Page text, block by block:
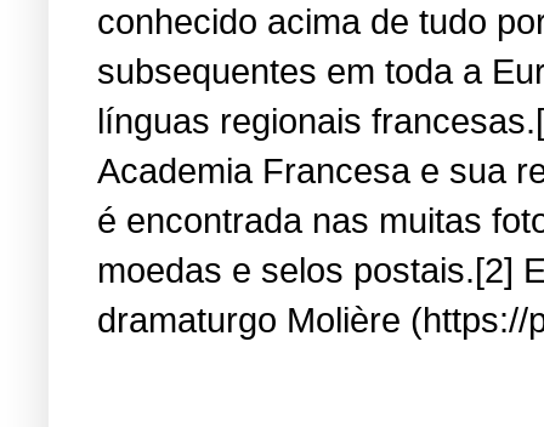
conhecido acima de tudo
subsequentes em toda a
línguas regionais
Academia Francesa e sua
é encontrada nas muitas
moedas e selos postais.[2]
dramaturgo Molière